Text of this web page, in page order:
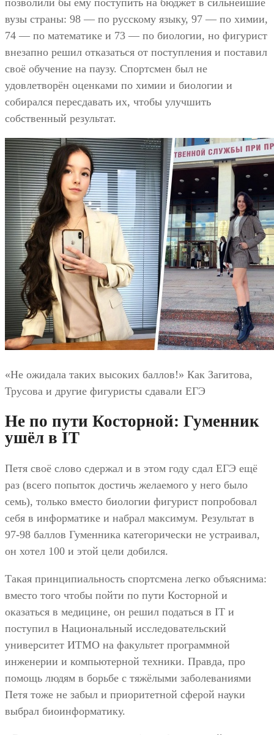
вузы страны: 98 — по русскому языку, 97 — по химии,
74 — по математике и 73 — по биологии, но фигурист
внезапно решил отказаться от поступления и поставил
своё обучение на паузу. Спортсмен был не
удовлетворён оценками по химии и биологии и
собирался пересдавать их, чтобы улучшить
собственный результат.
«Не ожидала таких высоких баллов!» Как Загитова,
Трусова и другие фигуристы сдавали ЕГЭ
Не по пути Косторной: Гуменник
ушёл в IT
Петя своё слово сдержал и в этом году сдал ЕГЭ ещё
раз (всего попыток достичь желаемого у него было
семь), только вместо биологии фигурист попробовал
себя в информатике и набрал максимум. Результат в
97-98 баллов Гуменника категорически не устраивал,
он хотел 100 и этой цели добился.
Такая принципиальность спортсмена легко объяснима:
вместо того чтобы пойти по пути Косторной и
оказаться в медицине, он решил податься в IT и
поступил в Национальный исследовательский
университет ИТМО на факультет программной
инженерии и компьютерной техники. Правда, про
помощь людям в борьбе с тяжёлыми заболеваниями
Петя тоже не забыл и приоритетной сферой науки
выбрал биоинформатику.